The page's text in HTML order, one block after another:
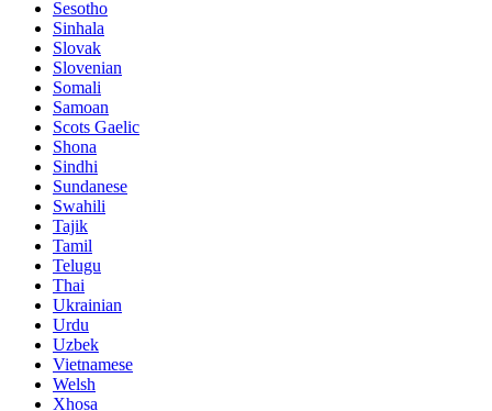
Sesotho
Sinhala
Slovak
Slovenian
Somali
Samoan
Scots Gaelic
Shona
Sindhi
Sundanese
Swahili
Tajik
Tamil
Telugu
Thai
Ukrainian
Urdu
Uzbek
Vietnamese
Welsh
Xhosa